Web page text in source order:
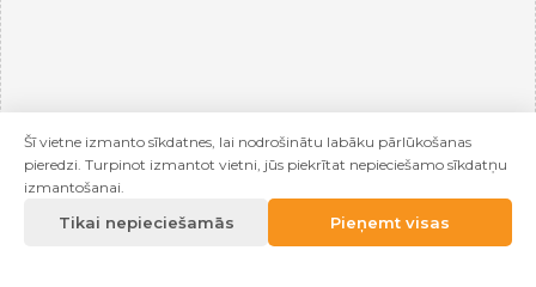
Šī vietne izmanto sīkdatnes, lai nodrošinātu labāku pārlūkošanas
pieredzi. Turpinot izmantot vietni, jūs piekrītat nepieciešamo sīkdatņu
izmantošanai.
Tikai nepieciešamās Pieņemt visas